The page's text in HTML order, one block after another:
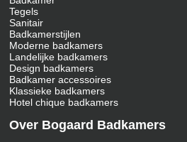
Tegels
Sanitair
Badkamerstijlen
Moderne badkamers
Landelijke badkamers
Design badkamers
Badkamer accessoires
Klassieke badkamers
Hotel chique badkamers
Over Bogaard Badkamers